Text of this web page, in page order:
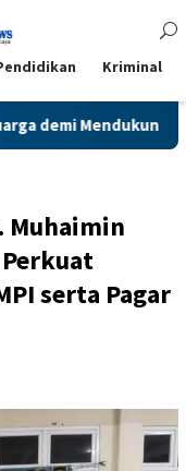
Kriminal
Guna Dapatkan
Muhaimin
serta Pagar